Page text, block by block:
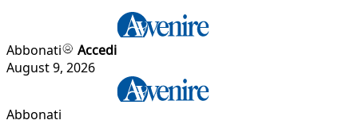
Abbonati
Accedi
August 9, 2026
Abbonati